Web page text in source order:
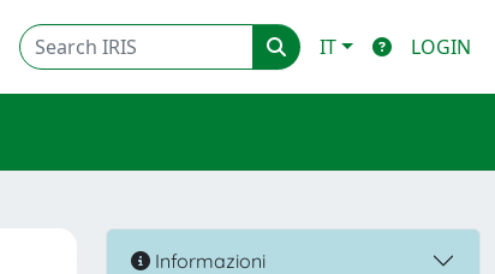
IT LOGIN
Informazioni